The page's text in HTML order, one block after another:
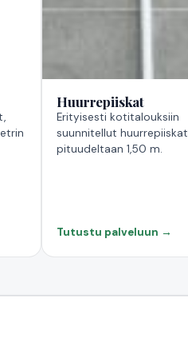
Huurrepiiskat
Erityisesti kotitalouksiin
suunnitellut huurrepiiskat
pituudeltaan 1,50 m.
Tutustu palveluun →